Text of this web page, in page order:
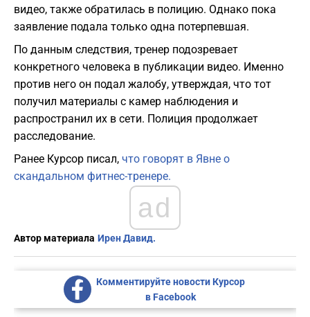
видео, также обратилась в полицию. Однако пока
заявление подала только одна потерпевшая.
По данным следствия, тренер подозревает
конкретного человека в публикации видео. Именно
против него он подал жалобу, утверждая, что тот
получил материалы с камер наблюдения и
распространил их в сети. Полиция продолжает
расследование.
Ранее Курсор писал, что говорят в Явне о
скандальном фитнес-тренере.
ad
Автор материала Ирен Давид.
Комментируйте новости Курсор
в Facebook